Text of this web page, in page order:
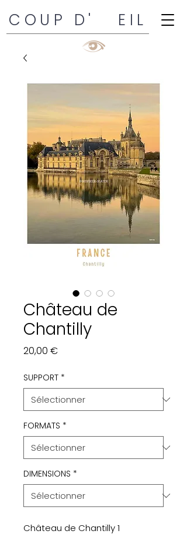
COUP D' EIL
Château de
Chantilly
20,00 €Prix
SUPPORT *
FORMATS *
DIMENSIONS *
Château de Chantilly 1